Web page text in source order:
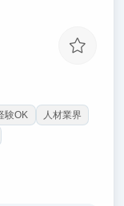
験OK
人材業界